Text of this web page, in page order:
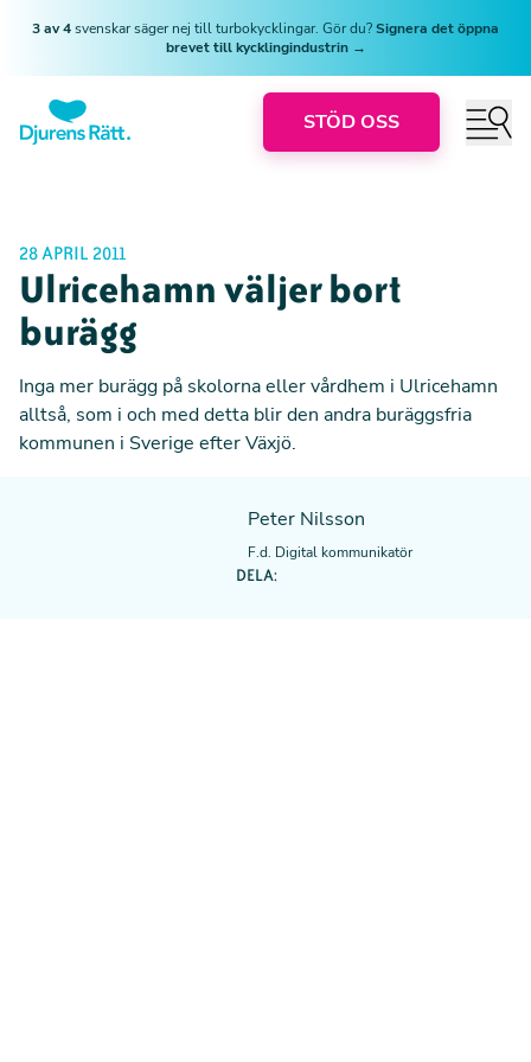
3 av 4svenskar säger nej till turbokycklingar. Gör du?Signera det öppna
brevet till kycklingindustrin →
STÖD OSS
28 APRIL 2011
Ulricehamn väljer bort
burägg
Inga mer burägg på skolorna eller vårdhem i Ulricehamn
alltså, som i och med detta blir den andra buräggsfria
kommunen i Sverige efter Växjö.
Peter Nilsson
F.d. Digital kommunikatör
DELA: